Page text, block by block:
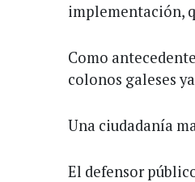
implementación,
Como
colonos galeses
Una ciudadanía
El defensor